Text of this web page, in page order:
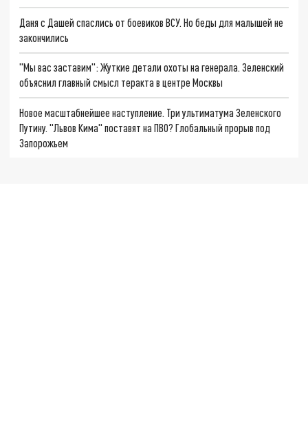
Даня с Дашей спаслись от боевиков ВСУ. Но беды для малышей не
закончились
"Мы вас заставим": Жуткие детали охоты на генерала. Зеленский
объяснил главный смысл теракта в центре Москвы
Новое масштабнейшее наступление. Три ультиматума Зеленского
Путину. "Львов Кима" поставят на ПВО? Глобальный прорыв под
Запорожьем